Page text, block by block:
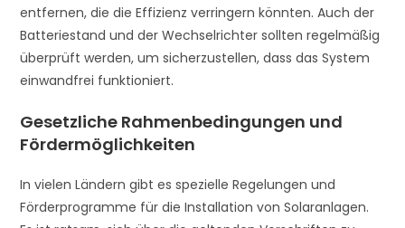
entfernen, die die Effizienz verringern könnten. Auch der
Batteriestand und der Wechselrichter sollten regelmäßig
überprüft werden, um sicherzustellen, dass das System
einwandfrei funktioniert.
Gesetzliche Rahmenbedingungen und
Fördermöglichkeiten
In vielen Ländern gibt es spezielle Regelungen und
Förderprogramme für die Installation von Solaranlagen.